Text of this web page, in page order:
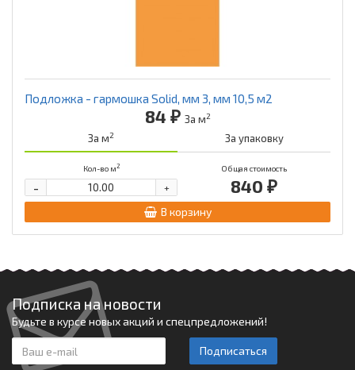
Подложка - гармошка Solid, мм 3, мм 10,5 м2
84 ₽ За м2
За м2 За упаковку
Кол-во м2 Общая стоимость
840 ₽
+
-
В корзину
Подписка на новости
Будьте в курсе новых акций и спецпредложений!
Подписаться